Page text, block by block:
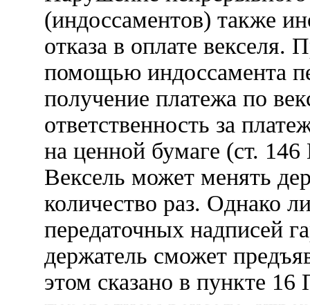
(индоссаментов) также
отказа в оплате
помощью индоссамента
получение платежа по
ответственность за
на ценной бумаге (ст.
Вексель может менять
количество раз. Однако
передаточных надписей
держатель сможет
этом сказано в пункте